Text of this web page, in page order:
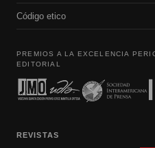
Código etico
PREMIOS A LA EXCELENCIA
EDITORIAL
REVISTAS